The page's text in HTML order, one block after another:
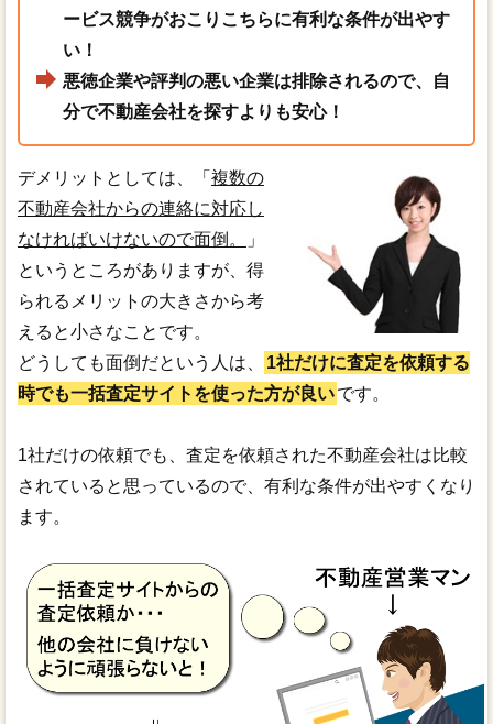
ービス競争がおこりこちらに有利な条件が出やす
い！
悪徳企業や評判の悪い企業は排除されるので、自
分で不動産会社を探すよりも安心！
デメリットとしては、「 複数の
不動産会社からの連絡に対応し
なければいけないので面倒。
」
というところがありますが、得
られるメリットの大きさから考
えると小さなことです。
どうしても面倒だという人は、
1社だけに査定を依頼する
時でも一括査定サイトを使った方が良いです。
1社だけの依頼でも、査定を依頼された不動産会社は比較
されていると思っているので、有利な条件が出やすくなり
ます。